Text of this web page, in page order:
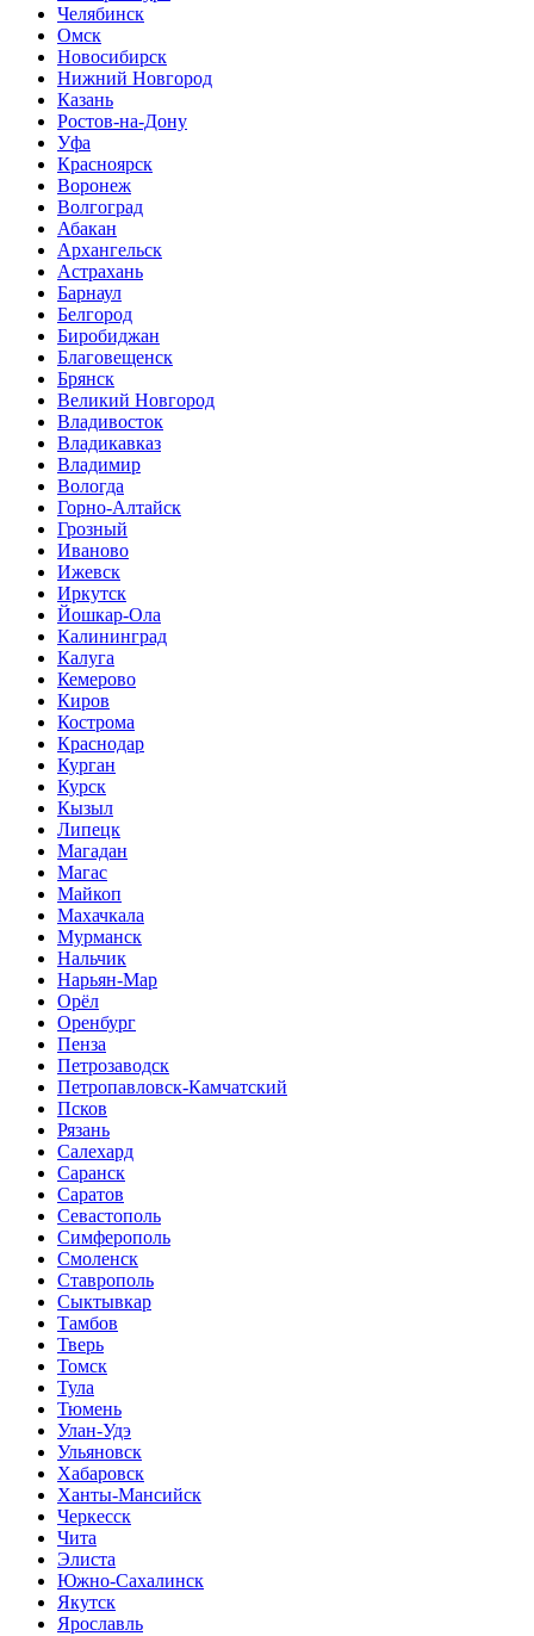
Челябинск
Омск
Новосибирск
Нижний Новгород
Казань
Ростов-на-Дону
Уфа
Красноярск
Воронеж
Волгоград
Абакан
Архангельск
Астрахань
Барнаул
Белгород
Биробиджан
Благовещенск
Брянск
Великий Новгород
Владивосток
Владикавказ
Владимир
Вологда
Горно-Алтайск
Грозный
Иваново
Ижевск
Иркутск
Йошкар-Ола
Калининград
Калуга
Кемерово
Киров
Кострома
Краснодар
Курган
Курск
Кызыл
Липецк
Магадан
Магас
Майкоп
Махачкала
Мурманск
Нальчик
Нарьян-Мар
Орёл
Оренбург
Пенза
Петрозаводск
Петропавловск-Камчатский
Псков
Рязань
Салехард
Саранск
Саратов
Севастополь
Симферополь
Смоленск
Ставрополь
Сыктывкар
Тамбов
Тверь
Томск
Тула
Тюмень
Улан-Удэ
Ульяновск
Хабаровск
Ханты-Мансийск
Черкесск
Чита
Элиста
Южно-Сахалинск
Якутск
Ярославль